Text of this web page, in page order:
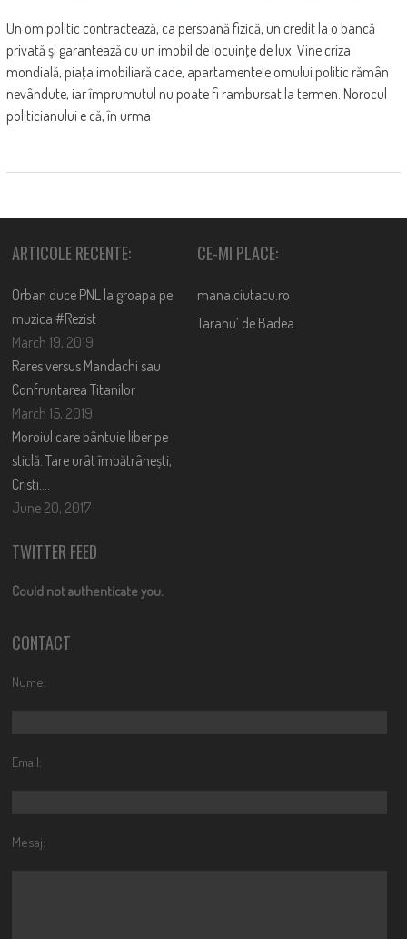
Un om politic contractează, ca persoană fizică, un credit la o bancă
privată şi garantează cu un imobil de locuinţe de lux. Vine criza
mondială, piaţa imobiliară cade, apartamentele omului politic rămân
nevândute, iar împrumutul nu poate fi rambursat la termen. Norocul
politicianului e că, în urma
ARTICOLE RECENTE:
Orban duce PNL la groapa pe
muzica #Rezist
March 19, 2019
Rares versus Mandachi sau
Confruntarea Titanilor
March 15, 2019
Moroiul care bântuie liber pe
sticlă. Tare urât îmbătrânești,
Cristi….
June 20, 2017
CE-MI PLACE:
mana.ciutacu.ro
Taranu’ de Badea
TWITTER FEED
Could not authenticate you.
CONTACT
Nume:
Email:
Mesaj: